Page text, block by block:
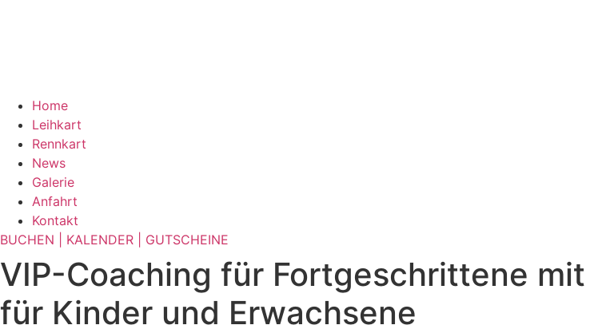
Home
Leihkart
Rennkart
News
Galerie
Anfahrt
Kontakt
BUCHEN | KALENDER | GUTSCHEINE
VIP-Coaching für Fortgeschrittene mit
für Kinder und Erwachsene